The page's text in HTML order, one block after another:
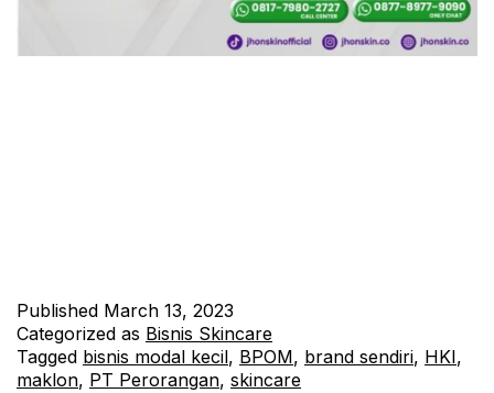
Published March 13, 2023
Categorized as Bisnis Skincare
Tagged bisnis modal kecil, BPOM, brand sendiri, HKI,
maklon, PT Perorangan, skincare